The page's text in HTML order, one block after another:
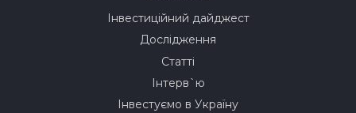
Інвестиційний дайджест
Дослідження
Статті
Інтерв`ю
Інвестуємо в Україну